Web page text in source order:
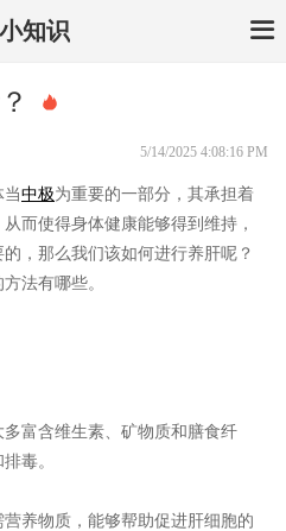
知识
5/14/2025 4:08:16 PM
中极为重要的一部分，其承担着
而使得身体健康能够得到维持，
，那么我们该如何进行养肝呢？
法有哪些。
富含维生素、矿物质和膳食纤
毒。
养物质，能够帮助促进肝细胞的